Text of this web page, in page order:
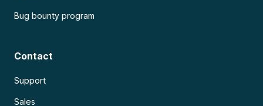
Bug bounty program
Contact
Support
Sales